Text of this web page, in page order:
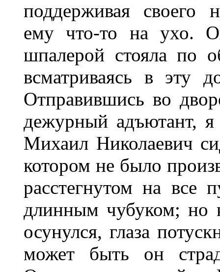
поддерживая своего
ему что-то на ухо.
шпалерой стояла по
всматриваясь в эту
Отправившись во
дежурный адъютант,
Михаил Николаевич
котором не было
расстегнутом на все
длинным чубуком; но
осунулся, глаза
может быть он